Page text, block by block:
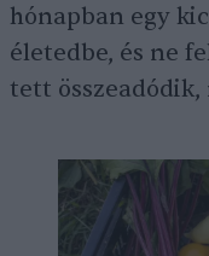
hónapban egy
életedbe, és ne
tett